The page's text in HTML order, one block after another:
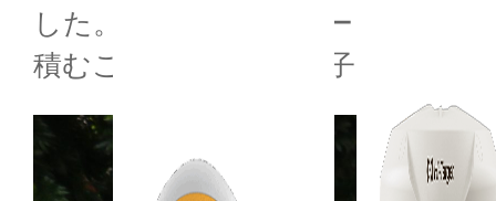
した。RTK内蔵無線モードでV30
積むことに意欲的な様子でした。